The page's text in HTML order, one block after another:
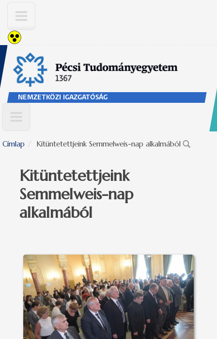
NEMZETKÖZI IGAZGATÓSÁG
Keresés űrlap
Címlap Kitüntetettjeink Semmelweis-nap alkalmából
Kitüntetettjeink
Semmelweis-nap
alkalmából